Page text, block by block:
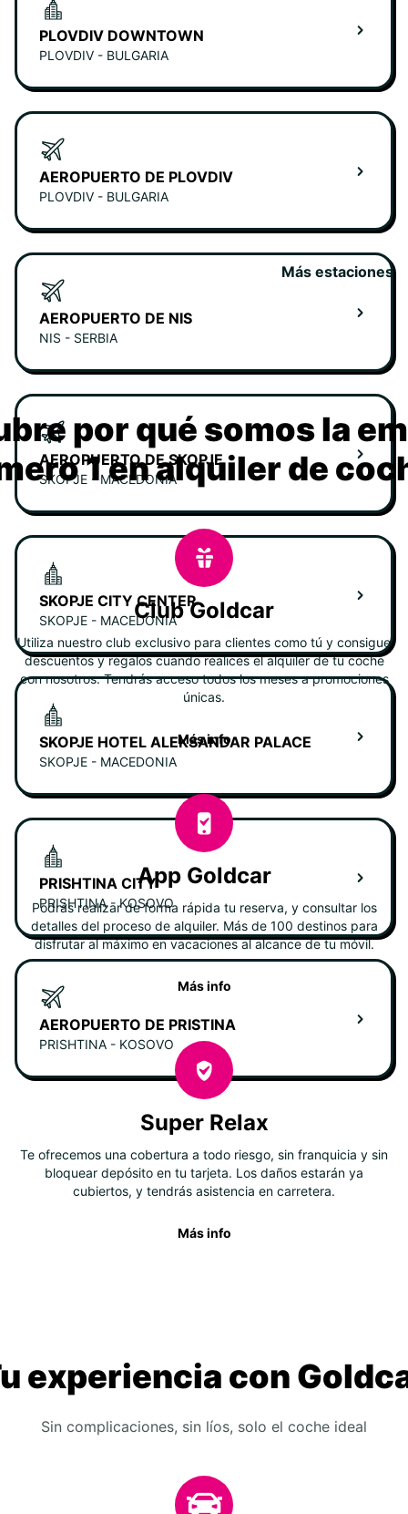
PLOVDIV DOWNTOWN
PLOVDIV - BULGARIA
AEROPUERTO DE PLOVDIV
PLOVDIV - BULGARIA
AEROPUERTO DE NIS
NIS - SERBIA
AEROPUERTO DE SKOPJE
SKOPJE - MACEDONIA
SKOPJE CITY CENTER
SKOPJE - MACEDONIA
SKOPJE HOTEL ALEKSANDAR PALACE
SKOPJE - MACEDONIA
PRISHTINA CITY
PRISHTINA - KOSOVO
AEROPUERTO DE PRISTINA
PRISHTINA - KOSOVO
Más estaciones
por qué somos la
1 en alquiler de
Club Goldcar
Utiliza nuestro club exclusivo para clientes como tú y consigue
descuentos y regalos cuando realices el alquiler de tu coche
con nosotros. Tendrás acceso todos los meses a promociones
únicas.
Más info
App Goldcar
Podrás realizar de forma rápida tu reserva, y consultar los
detalles del proceso de alquiler. Más de 100 destinos para
disfrutar al máximo en vacaciones al alcance de tu móvil.
Más info
Super Relax
Te ofrecemos una cobertura a todo riesgo, sin franquicia y sin
bloquear depósito en tu tarjeta. Los daños estarán ya
cubiertos, y tendrás asistencia en carretera.
Más info
experiencia con
Sin complicaciones, sin líos, solo el coche ideal